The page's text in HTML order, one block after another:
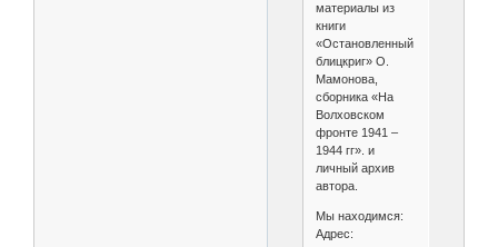
материалы из
книги
«Остановленный
блицкриг» О.
Мамонова,
сборника «На
Волховском
фронте 1941 –
1944 гг». и
личный архив
автора.
Мы находимся:
Адрес: